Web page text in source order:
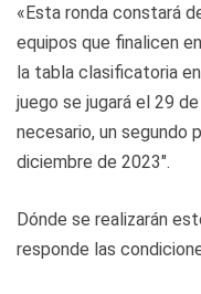
«Esta ronda constará
equipos que finalicen
la tabla clasificatoria
juego se jugará el 29
necesario, un segundo
diciembre de 2023″.
Dónde se realizarán
responde las